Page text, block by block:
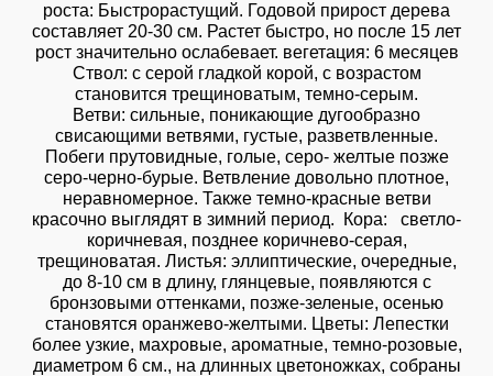
роста: Быстрорастущий. Годовой прирост дерева
составляет 20-30 см. Растет быстро, но после 15 лет
рост значительно ослабевает. вегетация: 6 месяцев
Ствол: с серой гладкой корой, с возрастом
становится трещиноватым, темно-серым.
Ветви: сильные, поникающие дугообразно
свисающими ветвями, густые, разветвленные.
Побеги прутовидные, голые, серо- желтые позже
серо-черно-бурые. Ветвление довольно плотное,
неравномерное. Также темно-красные ветви
красочно выглядят в зимний период. Кора: светло-
коричневая, позднее коричнево-серая,
трещиноватая. Листья: эллиптические, очередные,
до 8-10 см в длину, глянцевые, появляются с
бронзовыми оттенками, позже-зеленые, осенью
становятся оранжево-желтыми. Цветы: Лепестки
более узкие, махровые, ароматные, темно-розовые,
диаметром 6 см., на длинных цветоножках, собраны